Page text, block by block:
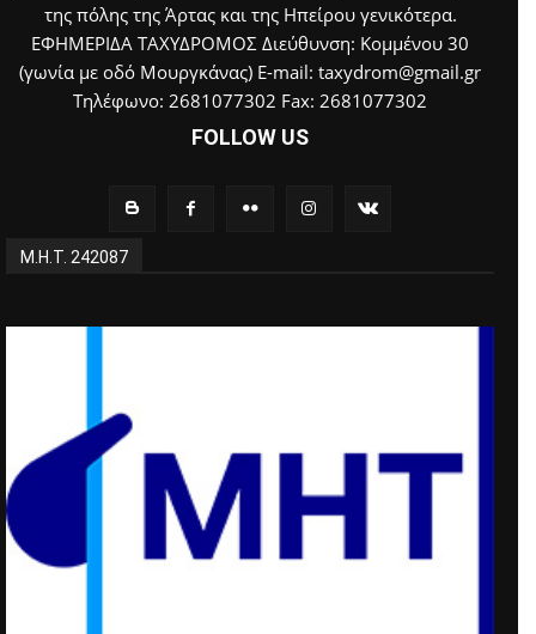
της πόλης της Άρτας και της Ηπείρου γενικότερα.
ΕΦΗΜΕΡΙΔΑ ΤΑΧΥΔΡΟΜΟΣ Διεύθυνση: Κομμένου 30
(γωνία με οδό Μουργκάνας) E-mail: taxydrom@gmail.gr
Τηλέφωνο: 2681077302 Fax: 2681077302
FOLLOW US
Μ.Η.Τ. 242087